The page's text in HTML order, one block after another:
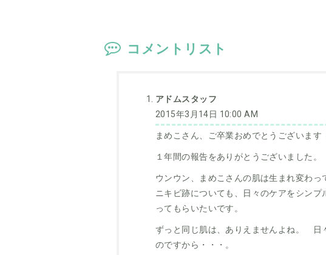
コメントリスト
アドムスタッフ
2015年3月14日 10:00 AM
まめこさん、ご卒業おめでとうございます
１年間の報告をありがとうございました。
ウンウン、まめこさんの肌は生まれ変わ
ニキビ跡についても、日々のケアをシン
ってもらいたいです。
ずっと同じ肌は、ありえませんよね。 日
のですから・・・。